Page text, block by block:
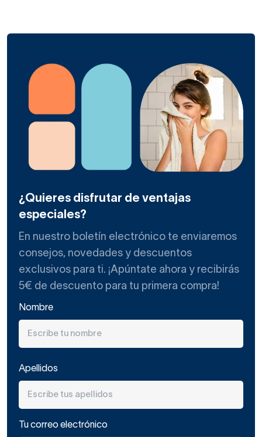
¿Quieres disfrutar de ventajas
especiales?
En nuestro boletín electrónico te enviaremos
consejos, novedades y descuentos
exclusivos para ti. ¡Apúntate ahora y recibirás
5€ de descuento para tu primera compra!
Nombre
Apellidos
Tu correo electrónico